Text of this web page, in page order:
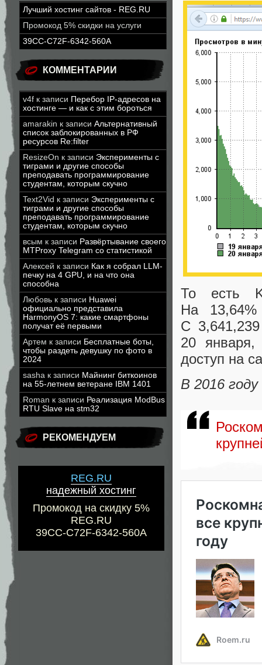
Лучший хостинг сайтов - REG.RU
Промокод 5% скидки на услуги
39CC-C72F-6342-560A
КОММЕНТАРИИ
v4f к записи Перебор IP-адресов на
хостинге — и как с этим бороться
amarakin к записи Альтернативный
список заблокированных в РФ
ресурсов Re:filter
ResizeOn к записи Эксперименты с
тиграми и другие способы
преподавать программирование
студентам, которым скучно
Text2Vid к записи Эксперименты с
тиграми и другие способы
преподавать программирование
студентам, которым скучно
всым к записи Развёртывание своего
MTProxy Telegram со статистикой
Алексей к записи Как я собрал LLM-
печку на 4 GPU, и на что она
способна
Любовь к записи Huawei
официально представила
HarmonyOS 7: какие смартфоны
получат её первыми
Артем к записи Бесплатные боты,
чтобы раздеть девушку по фото в
2024
sasha к записи Майнинг биткоинов
на 55-летнем ветеране IBM 1401
Roman к записи Реализация ModBus
RTU Slave на stm32
РЕКОМЕНДУЕМ
REG.RU
надежный хостинг
Промокод на скидку 5%
REG.RU
39CC-C72F-6342-560A
То есть
На 13,64%
С
20 января,
доступ на
В 2016